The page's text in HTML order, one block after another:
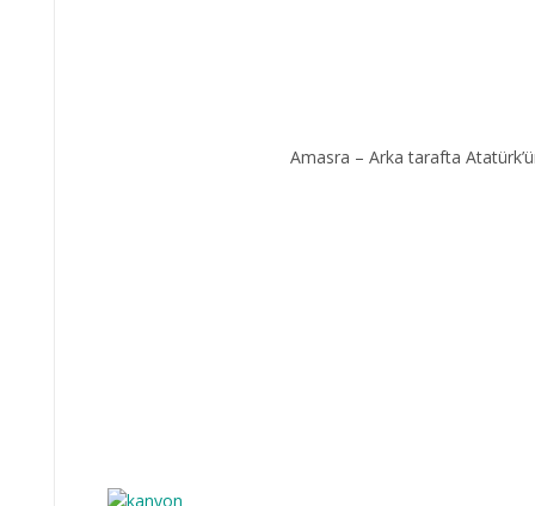
Amasra – Arka tarafta